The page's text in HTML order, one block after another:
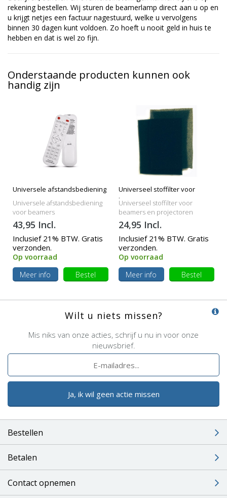
rekening bestellen. Wij sturen de beamerlamp direct aan u op en
u krijgt netjes een factuur nagestuurd, welke u vervolgens
binnen 30 dagen kunt voldoen. Zo hoeft u nooit geld in huis te
hebben en dat is wel zo fijn.
Onderstaande producten kunnen ook
handig zijn
Universele afstandsbediening
Universele afstandsbediening
voor beamers
43,95 Incl.
Inclusief 21% BTW. Gratis
verzonden.
Op voorraad
Meer info
Bestel
Universeel stoffilter voor
beamers
Universeel stoffilter voor
beamers en projectoren
24,95 Incl.
Inclusief 21% BTW. Gratis
verzonden.
Op voorraad
Meer info
Bestel
Wilt u niets missen?
Mis niks van onze acties, schrijf u nu in voor onze
nieuwsbrief.
Ja, ik wil geen actie missen
Bestellen
Betalen
Contact opnemen